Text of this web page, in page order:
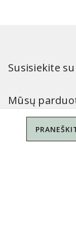
Susisiekite
Mūsų
Simitri